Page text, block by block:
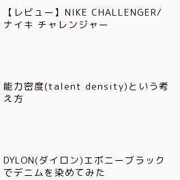
【レビュー】NIKE CHALLENGER/
ナイキ チャレンジャー
能力密度(talent density)という考
え方
DYLON(ダイロン)エボニーブラック
でデニムを染めてみた